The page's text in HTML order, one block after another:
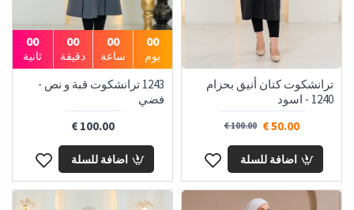
ترانشكوت كتان أنيق بحزام
1240 - اسود
50.00 €
100.00 €
اضافة للسلة
00
يوم
00
ساعة
00
دقيقة
00
ثانية
1243 ترانشكوت قبة و نص -
فضي
100.00 €
اضافة للسلة